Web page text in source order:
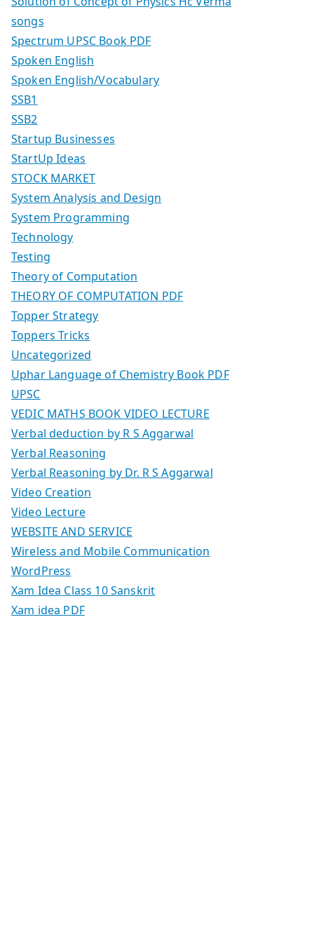
songs
Spectrum UPSC Book PDF
Spoken English
Spoken English/Vocabulary
SSB1
SSB2
Startup Businesses
StartUp Ideas
STOCK MARKET
System Analysis and Design
System Programming
Technology
Testing
Theory of Computation
THEORY OF COMPUTATION PDF
Topper Strategy
Toppers Tricks
Uncategorized
Uphar Language of Chemistry Book PDF
UPSC
VEDIC MATHS BOOK VIDEO LECTURE
Verbal deduction by R S Aggarwal
Verbal Reasoning
Verbal Reasoning by Dr. R S Aggarwal
Video Creation
Video Lecture
WEBSITE AND SERVICE
Wireless and Mobile Communication
WordPress
Xam Idea Class 10 Sanskrit
Xam idea PDF